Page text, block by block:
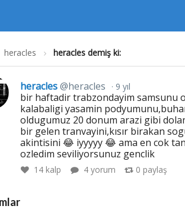
heracles heracles demiş ki:
heracles@heracles 9 yıl
bir haftadir trabzondayim samsunu
kalabaligi yasamin
oldugumuz 20 donum arazi gibi
bir gelen tranvayini,kısır birakan
akintisini 😂 iyyyyy 😂 ama en cok
ozledim seviliyorsunuz genclik
14 kalp 4 yorum 0 paylaş